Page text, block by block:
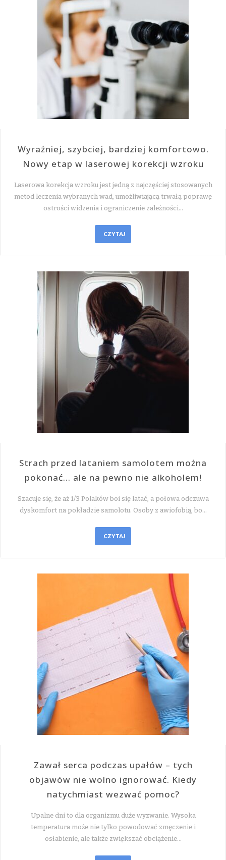
Wyraźniej, szybciej, bardziej komfortowo.
Nowy etap w laserowej korekcji wzroku
Laserowa korekcja wzroku jest jedną z najczęściej stosowanych
metod leczenia wybranych wad, umożliwiającą trwałą poprawę
ostrości widzenia i ograniczenie zależności…
CZYTAJ
Strach przed lataniem samolotem można
pokonać… ale na pewno nie alkoholem!
Szacuje się, że aż 1/3 Polaków boi się latać, a połowa odczuwa
dyskomfort na pokładzie samolotu. Osoby z awiofobią, bo…
CZYTAJ
Zawał serca podczas upałów – tych
objawów nie wolno ignorować. Kiedy
natychmiast wezwać pomoc?
Upalne dni to dla organizmu duże wyzwanie. Wysoka
temperatura może nie tylko powodować zmęczenie i
osłabienie, ale także zwiększać obciążenie…